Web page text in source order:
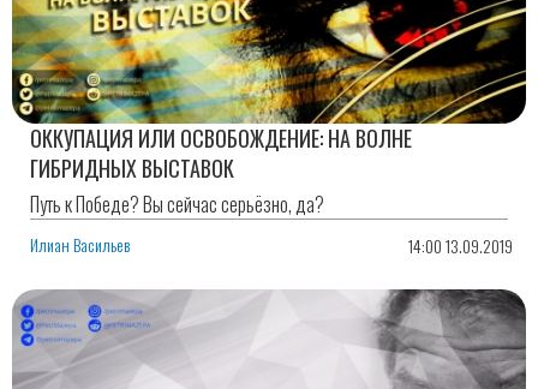
ОККУПАЦИЯ ИЛИ ОСВОБОЖДЕНИЕ: НА ВОЛНЕ
ГИБРИДНЫХ ВЫСТАВОК
Путь к Победе? Вы сейчас серьёзно, да?
Илиан Васильев 14:00 13.09.2019